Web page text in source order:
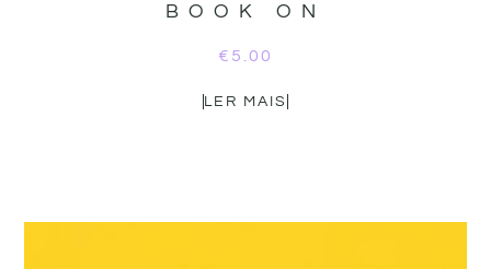
BOOK ON
€ 5.00
LER MAIS